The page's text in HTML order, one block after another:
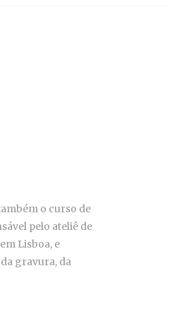
o curso de
pelo ateliê de
Lisboa, e
gravura, da